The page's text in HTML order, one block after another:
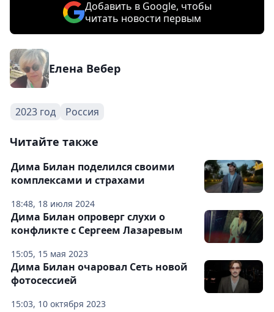
Добавить в Google, чтобы
читать новости первым
Елена Вебер
2023 год Россия
Читайте также
18:48, 18 июля 2024
Дима Билан поделился своими
комплексами и страхами
15:05, 15 мая 2023
Дима Билан опроверг слухи о
конфликте с Сергеем Лазаревым
15:03, 10 октября 2023
Дима Билан очаровал Сеть новой
фотосессией